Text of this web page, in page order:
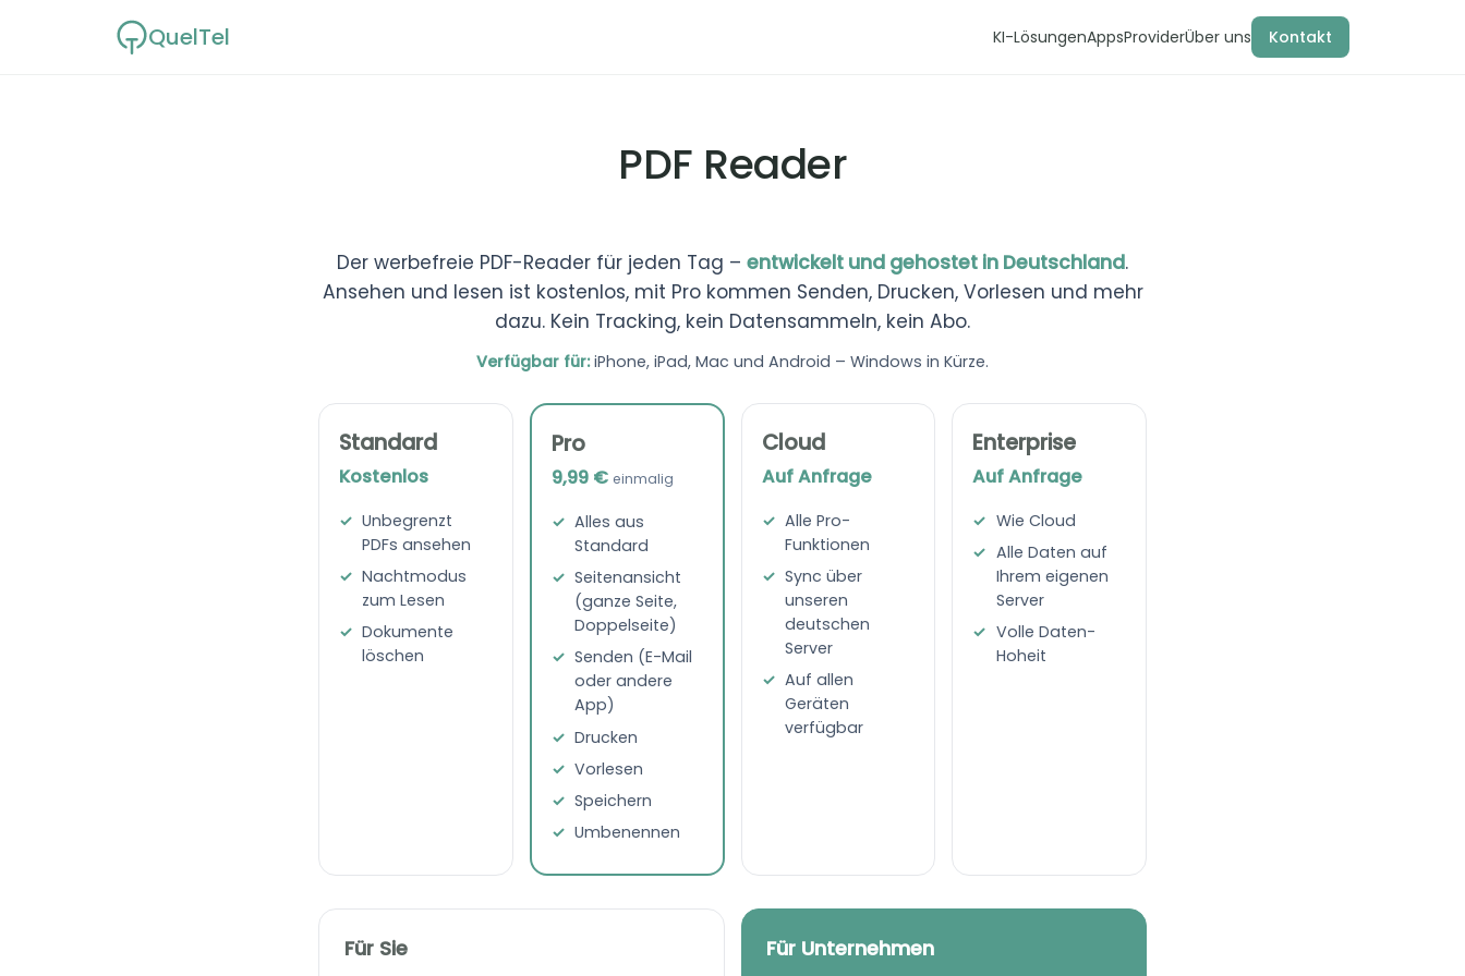
QuelTel KI-LösungenAppsProviderÜber uns Kontakt
PDF Reader
Der werbefreie PDF-Reader für jeden Tag – entwickelt und gehostet in Deutschland.
Ansehen und lesen ist kostenlos, mit Pro kommen Senden, Drucken, Vorlesen und mehr
dazu. Kein Tracking, kein Datensammeln, kein Abo.
Verfügbar für:iPhone, iPad, Mac und Android – Windows in Kürze.
Standard
Kostenlos
Unbegrenzt
PDFs ansehen
Nachtmodus
zum Lesen
Dokumente
löschen
Pro
9,99 € einmalig
Alles aus
Standard
Seitenansicht
(ganze Seite,
Doppelseite)
Senden (E-Mail
oder andere
App)
Drucken
Vorlesen
Speichern
Umbenennen
Cloud
Auf Anfrage
Alle Pro-
Funktionen
Sync über
unseren
deutschen
Server
Auf allen
Geräten
verfügbar
Enterprise
Auf Anfrage
Wie Cloud
Alle Daten auf
Ihrem eigenen
Server
Volle Daten-
Hoheit
Für Sie Für Unternehmen